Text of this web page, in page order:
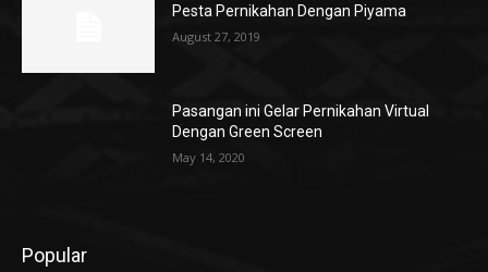
Pesta Pernikahan Dengan Piyama
August 27, 2019
Pasangan ini Gelar Pernikahan Virtual
Dengan Green Screen
May 14, 2020
Popular